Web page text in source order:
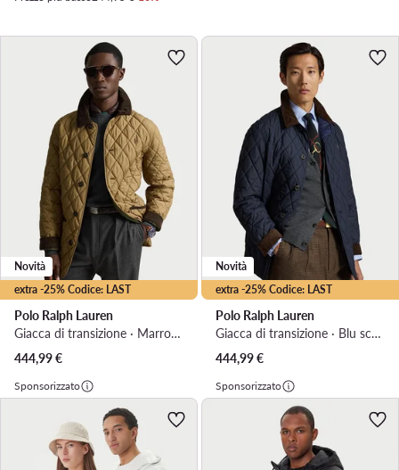
extra -25% Codice: LAST
Novità
Polo Ralph Lauren
Giacca di transizione · Marrone chiaro
444,99€
extra -25% Codice: LAST
Novità
Polo Ralph Lauren
Giacca di transizione · Blu scuro
444,99€
Sponsorizzato Sponsorizzato